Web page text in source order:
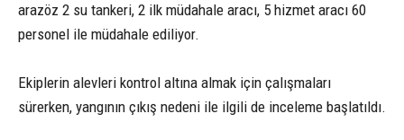
arazöz 2 su tankeri, 2 ilk müdahale aracı, 5 hizmet aracı 60
personel ile müdahale ediliyor.
Ekiplerin alevleri kontrol altına almak için çalışmaları
sürerken, yangının çıkış nedeni ile ilgili de inceleme başlatıldı.